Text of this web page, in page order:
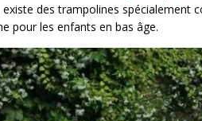
des trampolines
pour les enfants en bas âge.